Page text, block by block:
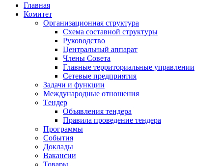
Главная
Комитет
Организационная структура
Схема составной структуры
Руководство
Центральный аппарат
Члены Совета
Главные территориальные управлении
Сетевые предприятия
Задачи и функции
Международные отношения
Tендер
Объявления тендера
Правила проведение тендера
Программы
Cобытия
Доклады
Вакансии
Товары